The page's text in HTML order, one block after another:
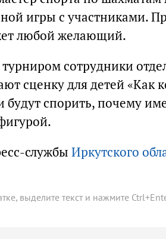
игры с участниками.
любой желающий.
сотрудники
сценку для детей «Как
будут спорить, почему
службы Иркутского
выделите текст и нажмите Ctrl+